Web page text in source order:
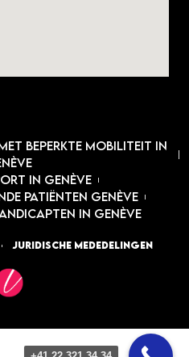
beperkte mobiliteit in
in Genève
patiënten Genève
in Genève
Juridische mededelingen